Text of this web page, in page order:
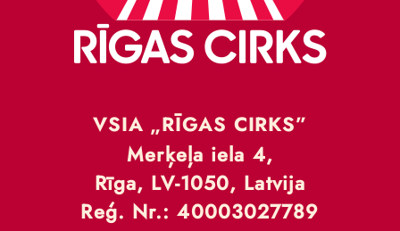
VSIA „RĪGAS CIRKS”
Merķeļa iela 4,
Rīga, LV-1050, Latvija
Reģ. Nr.: 40003027789